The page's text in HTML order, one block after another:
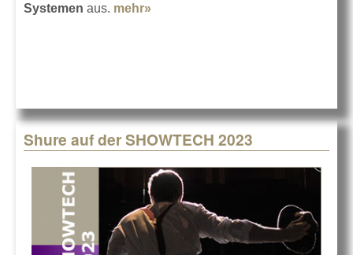
Systemen aus. mehr»
Shure auf der SHOWTECH 2023